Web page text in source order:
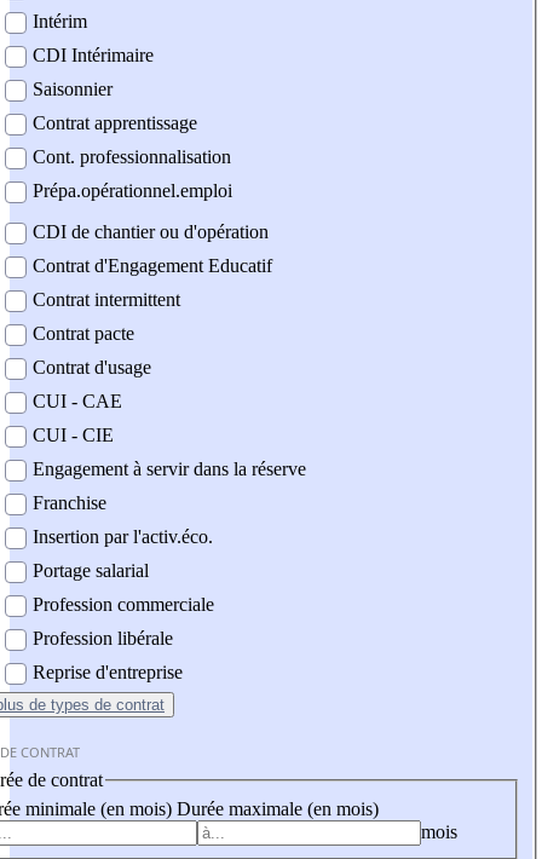
Intérim
CDI Intérimaire
Saisonnier
Contrat apprentissage
Cont. professionnalisation
Prépa.opérationnel.emploi
CDI de chantier ou d'opération
Contrat d'Engagement Educatif
Contrat intermittent
Contrat pacte
Contrat d'usage
CUI - CAE
CUI - CIE
Engagement à servir dans la réserve
Franchise
Insertion par l'activ.éco.
Portage salarial
Profession commerciale
Profession libérale
Reprise d'entreprise
de types de contrat
CONTRAT
de contrat
minimale (en mois) Durée maximale (en mois)
mois